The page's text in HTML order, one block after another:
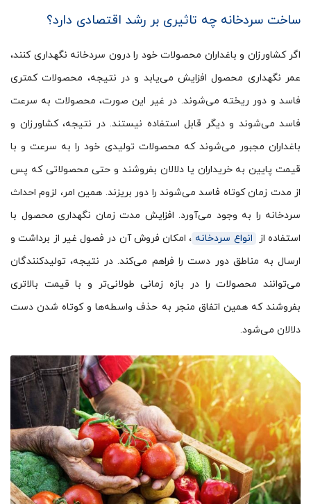
ساخت سردخانه چه تاثیری بر رشد اقتصادی دارد؟
اگر کشاورزان و باغداران محصولات خود را درون سردخانه نگهداری کنند،
عمر نگهداری محصول افزایش می‌یابد و در نتیجه، محصولات کمتری
فاسد و دور ریخته می‌شوند. در غیر این صورت، محصولات به سرعت
فاسد می‌شوند و دیگر قابل استفاده نیستند. در نتیجه، کشاورزان و
باغداران مجبور می‌شوند که محصولات تولیدی خود را به سرعت و با
قیمت پایین به خریداران یا دلالان بفروشند و حتی محصولاتی که پس
از مدت زمان کوتاه فاسد می‌شوند را دور بریزند. همین امر، لزوم احداث
سردخانه را به وجود می‌آورد. افزایش مدت زمان نگهداری محصول با
استفاده از
انواع سردخانه‌ ، امکان فروش آن در فصول غیر از برداشت و
ارسال به مناطق دور دست را فراهم می‌کند. در نتیجه، تولیدکنندگان
می‌توانند محصولات را در بازه زمانی طولانی‌تر و با قیمت بالاتری
بفروشند که همین اتفاق منجر به حذف واسطه‌ها و کوتاه شدن دست
دلالان می‌شود.